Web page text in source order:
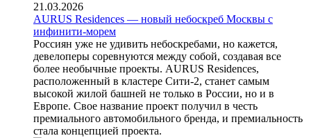
21.03.2026
AURUS Residences — новый небоскреб Москвы с
инфинити-морем
Россиян уже не удивить небоскребами, но кажется,
девелоперы соревнуются между собой, создавая все
более необычные проекты. AURUS Residences,
расположенный в кластере Сити-2, станет самым
высокой жилой башней не только в России, но и в
Европе. Свое название проект получил в честь
премиального автомобильного бренда, и премиальность
стала концепцией проекта.